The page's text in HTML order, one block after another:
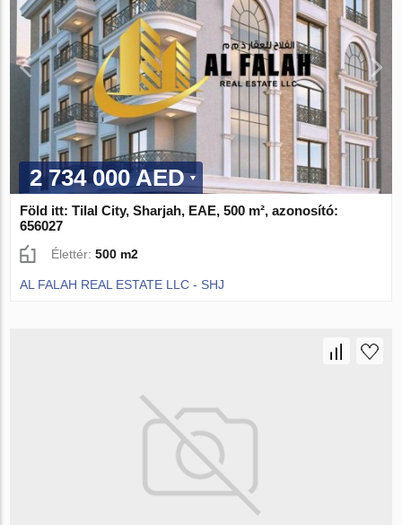
2 734 000 AED
Föld itt: Tilal City, Sharjah, EAE, 500 m², azonosító:
656027
Élettér:500 m2
AL FALAH REAL ESTATE LLC - SHJ